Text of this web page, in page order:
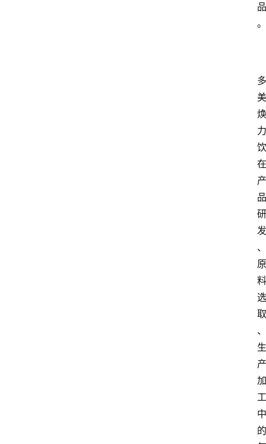
品
。
多
美
焕
力
饮
在
产
品
研
发
、
原
料
选
取
、
生
产
加
工
中
的